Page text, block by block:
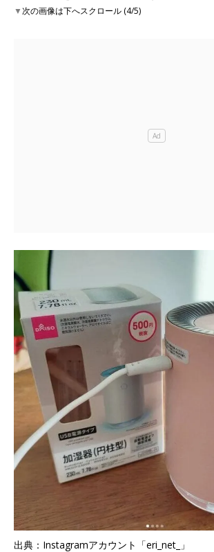
▼次の画像は下へスクロール (4/5)
出典：Instagramアカウント「eri_net_」